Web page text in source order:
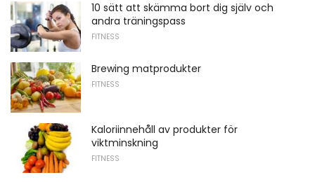
10 sätt att skämma bort dig själv och
andra träningspass
FITNESS
Brewing matprodukter
FITNESS
Kaloriinnehåll av produkter för
viktminskning
FITNESS